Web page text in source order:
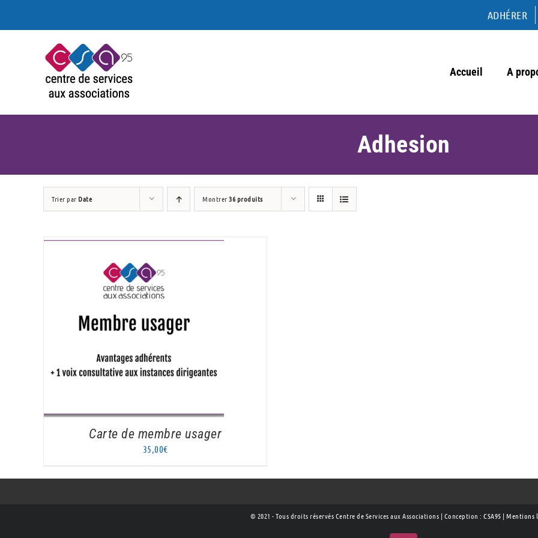
ADHÉRER
Accueil A
Adhesion
Trier par Date Montrer36 produits
AJOUTER AU PANIER / DÉTAILS
Carte de membre usager
35,00€
© 2021 - Tous droits réservés Centre de Services aux Associations | Conception :CSA95 |Mentions